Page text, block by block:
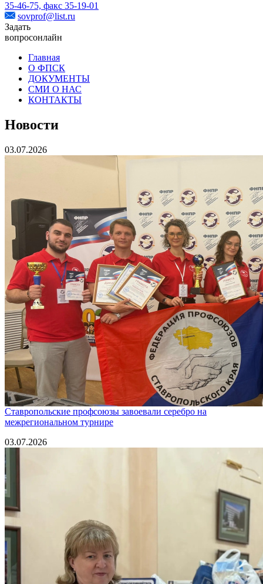
35-46-75, факс 35-19-01
sovprof@list.ru
Задать
вопросонлайн
Главная
О ФПСК
ДОКУМЕНТЫ
СМИ О НАС
КОНТАКТЫ
Новости
03.07.2026
Ставропольские профсоюзы завоевали серебро на
межрегиональном турнире
03.07.2026